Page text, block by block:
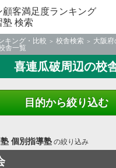
顧客満足度ランキング
塾 検索
キング・比較 校舎検索
大阪
舎一覧
喜連瓜破周辺の校
目的から絞り込む
個別指導塾の絞り込み